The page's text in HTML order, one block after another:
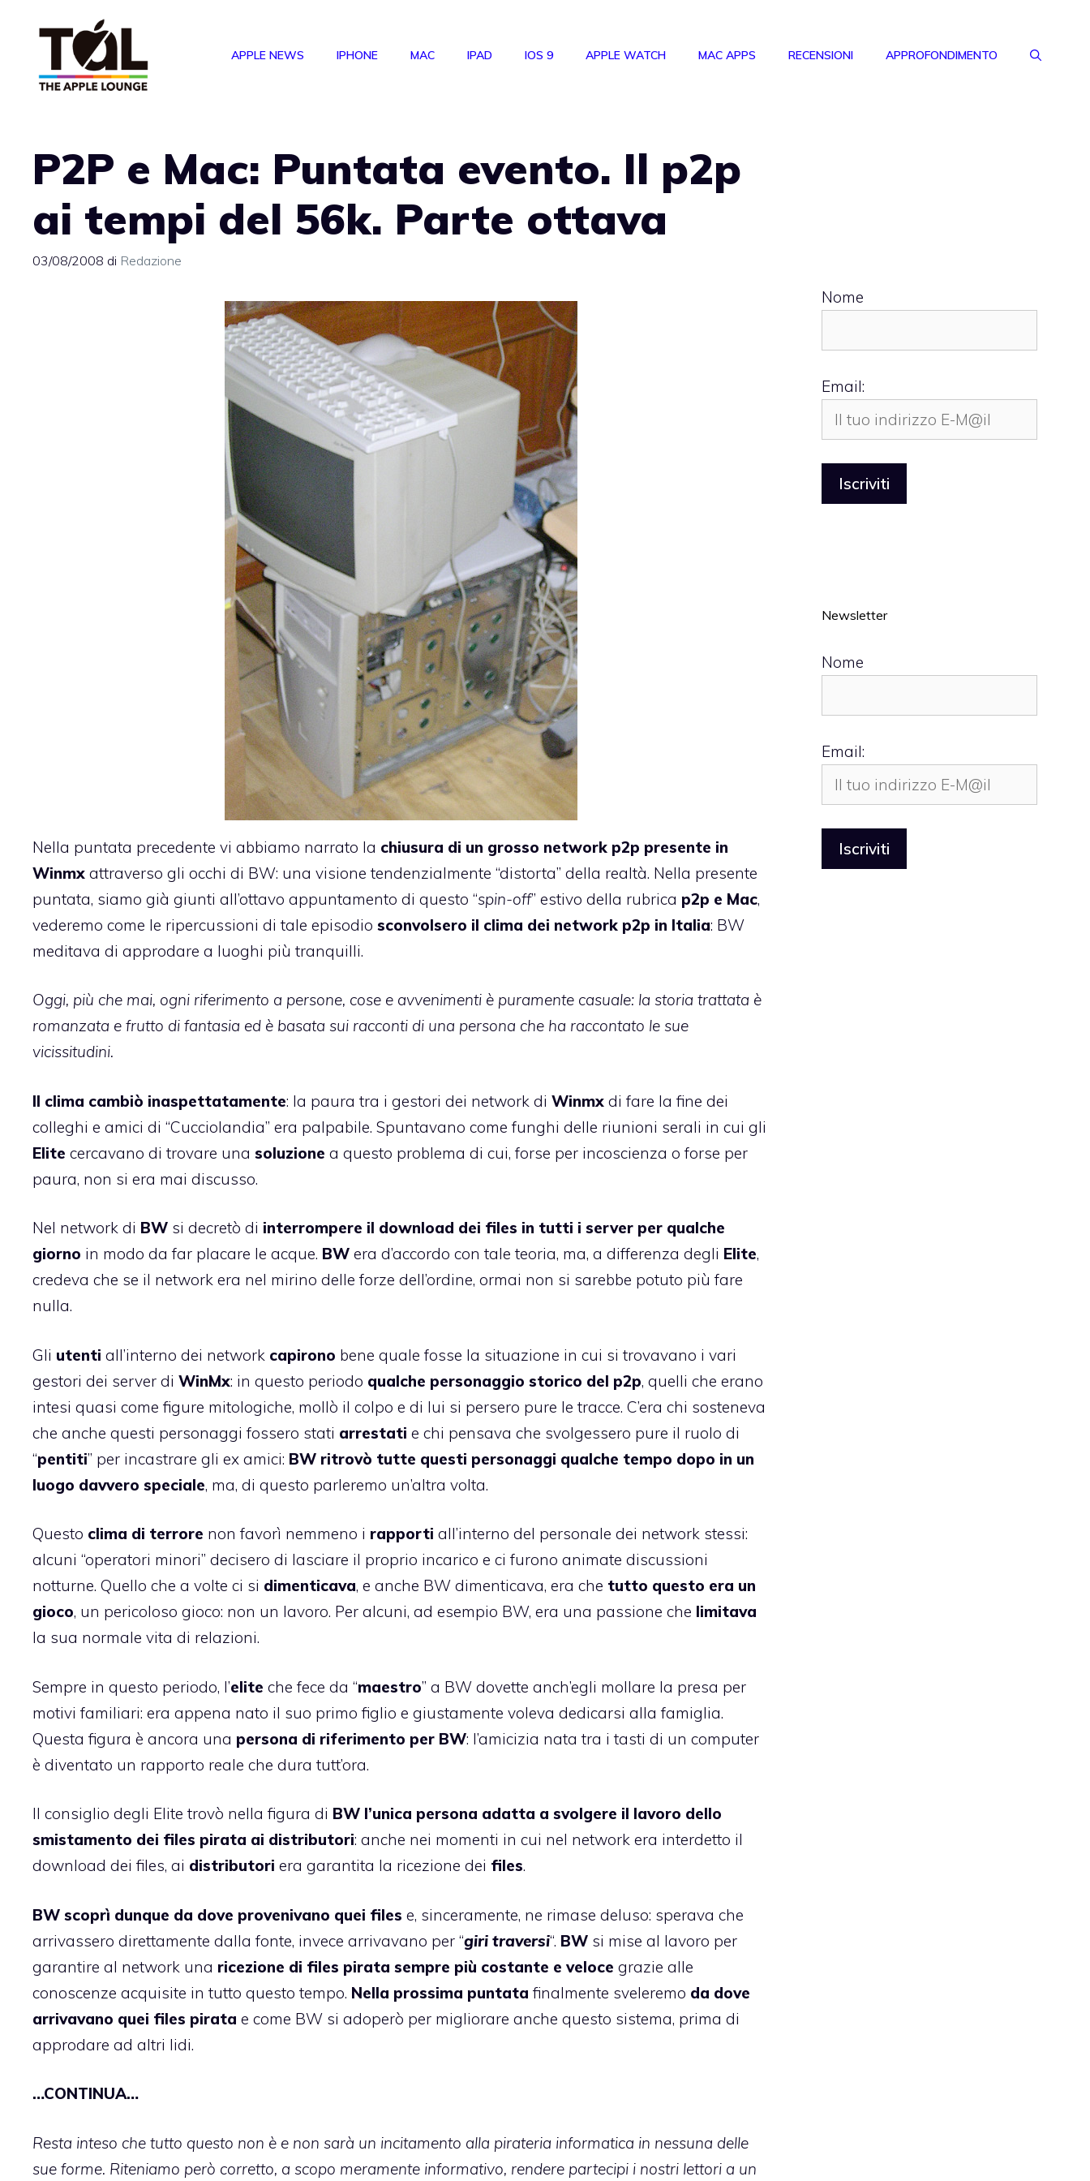
APPLE NEWS IPHONE MAC IPAD IOS 9 APPLE WATCH MAC APPS RECENSIONI APPROFONDIMENTO
P2P e Mac: Puntata evento. Il p2p
ai tempi del 56k. Parte ottava
03/08/2008 di Redazione
Nella puntata precedente vi abbiamo narrato la chiusura di un grosso network p2p presente in
Winmx attraverso gli occhi di BW: una visione tendenzialmente “distorta” della realtà. Nella presente
puntata, siamo già giunti all’ottavo appuntamento di questo “spin-off” estivo della rubrica p2p e Mac,
vederemo come le ripercussioni di tale episodio sconvolsero il clima dei network p2p in Italia: BW
meditava di approdare a luoghi più tranquilli.
Oggi, più che mai, ogni riferimento a persone, cose e avvenimenti è puramente casuale: la storia trattata è
romanzata e frutto di fantasia ed è basata sui racconti di una persona che ha raccontato le sue
vicissitudini.
Il clima cambiò inaspettatamente: la paura tra i gestori dei network di Winmx di fare la fine dei
colleghi e amici di “Cucciolandia” era palpabile. Spuntavano come funghi delle riunioni serali in cui gli
Elite cercavano di trovare una soluzione a questo problema di cui, forse per incoscienza o forse per
paura, non si era mai discusso.
Nel network di BW si decretò di interrompere il download dei files in tutti i server per qualche
giorno in modo da far placare le acque. BW era d’accordo con tale teoria, ma, a differenza degli Elite,
credeva che se il network era nel mirino delle forze dell’ordine, ormai non si sarebbe potuto più fare
nulla.
Gli utenti all’interno dei network capirono bene quale fosse la situazione in cui si trovavano i vari
gestori dei server di WinMx: in questo periodo qualche personaggio storico del p2p, quelli che erano
intesi quasi come figure mitologiche, mollò il colpo e di lui si persero pure le tracce. C’era chi sosteneva
che anche questi personaggi fossero stati arrestati e chi pensava che svolgessero pure il ruolo di
“pentiti” per incastrare gli ex amici: BW ritrovò tutte questi personaggi qualche tempo dopo in un
luogo davvero speciale, ma, di questo parleremo un’altra volta.
Questo clima di terrore non favorì nemmeno i rapporti all’interno del personale dei network stessi:
alcuni “operatori minori” decisero di lasciare il proprio incarico e ci furono animate discussioni
notturne. Quello che a volte ci si dimenticava, e anche BW dimenticava, era che tutto questo era un
gioco, un pericoloso gioco: non un lavoro. Per alcuni, ad esempio BW, era una passione che limitava
la sua normale vita di relazioni.
Sempre in questo periodo, l’elite che fece da “maestro” a BW dovette anch’egli mollare la presa per
motivi familiari: era appena nato il suo primo figlio e giustamente voleva dedicarsi alla famiglia.
Questa figura è ancora una persona di riferimento per BW: l’amicizia nata tra i tasti di un computer
è diventato un rapporto reale che dura tutt’ora.
Il consiglio degli Elite trovò nella figura di BW l’unica persona adatta a svolgere il lavoro dello
smistamento dei files pirata ai distributori: anche nei momenti in cui nel network era interdetto il
download dei files, ai distributori era garantita la ricezione dei files.
BW scoprì dunque da dove provenivano quei files e, sinceramente, ne rimase deluso: sperava che
arrivassero direttamente dalla fonte, invece arrivavano per “giri traversi“. BW si mise al lavoro per
garantire al network una ricezione di files pirata sempre più costante e veloce grazie alle
conoscenze acquisite in tutto questo tempo. Nella prossima puntata finalmente sveleremo da dove
arrivavano quei files pirata e come BW si adoperò per migliorare anche questo sistema, prima di
approdare ad altri lidi.
…CONTINUA…
Resta inteso che tutto questo non è e non sarà un incitamento alla pirateria informatica in nessuna delle
sue forme. Riteniamo però corretto, a scopo meramente informativo, rendere partecipi i nostri lettori a un
Nome
Email:
Newsletter
Nome
Email: